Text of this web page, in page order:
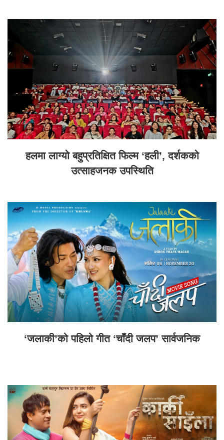
हलमा लाग्यो बहुप्रतिक्षित फिल्म ‘हली’, दर्शकको
उत्साहजनक उपस्थिति
‘जलाकी’को पहिलो गीत ‘चाँदी जलप’ सार्वजनिक